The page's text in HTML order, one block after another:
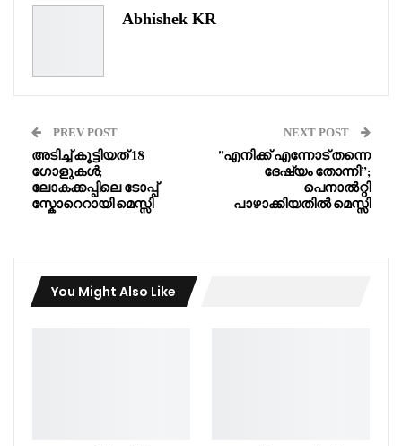
Abhishek KR
PREV POST
അടിച്ച് കൂട്ടിയത് 18
ഗോളുകൾ;
ലോകക്കപ്പിലെ ടോപ്പ്
സ്കോറെറായി മെസ്സി
NEXT POST
‎”എനിക്ക് എന്നോട് തന്നെ
ദേഷ്യം തോന്നി”;
പെനാൽറ്റി
പാഴാക്കിയതിൽ മെസ്സി
You Might Also Like